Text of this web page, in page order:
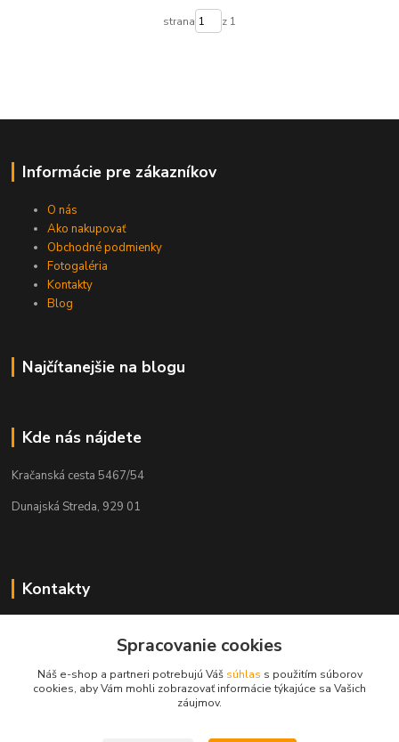
strana z 1
Informácie pre zákazníkov
O nás
Ako nakupovať
Obchodné podmienky
Fotogaléria
Kontakty
Blog
Najčítanejšie na blogu
Kde nás nájdete
Kračanská cesta 5467/54
Dunajská Streda, 929 01
Kontakty
+421 908 775 701
info@kantorstav.sk
Spracovanie cookies
Náš e-shop a partneri potrebujú Váš súhlas s použitím súborov
cookies, aby Vám mohli zobrazovať informácie týkajúce sa Vašich
záujmov.